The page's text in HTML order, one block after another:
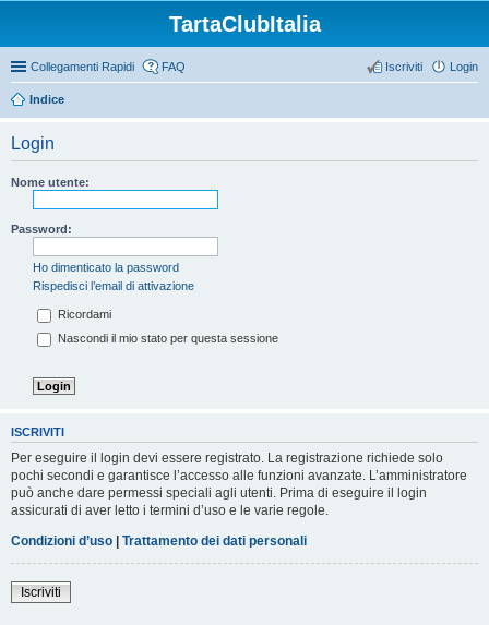
TartaClubItalia
Collegamenti Rapidi FAQ Login
Iscriviti
Indice
Login
Nome utente:
Password:
Ho dimenticato la password
Rispedisci l’email di attivazione
Ricordami
Nascondi il mio stato per questa sessione
ISCRIVITI
Per eseguire il login devi essere registrato. La registrazione richiede solo
pochi secondi e garantisce l’accesso alle funzioni avanzate. L’amministratore
può anche dare permessi speciali agli utenti. Prima di eseguire il login
assicurati di aver letto i termini d’uso e le varie regole.
Condizioni d’uso | Trattamento dei dati personali
Iscriviti